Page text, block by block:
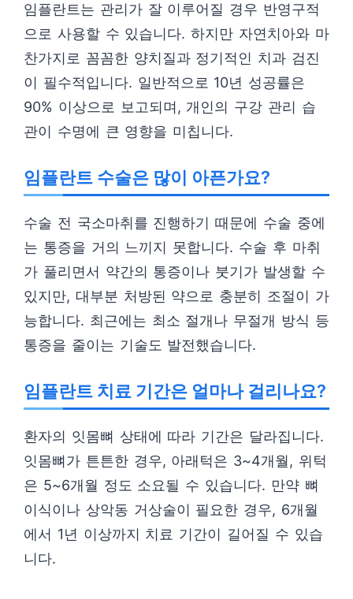
임플란트는 관리가 잘 이루어질 경우 반영구적
으로 사용할 수 있습니다. 하지만 자연치아와 마
찬가지로 꼼꼼한 양치질과 정기적인 치과 검진
이 필수적입니다. 일반적으로 10년 성공률은
90% 이상으로 보고되며, 개인의 구강 관리 습
관이 수명에 큰 영향을 미칩니다.
임플란트 수술은 많이 아픈가요?
수술 전 국소마취를 진행하기 때문에 수술 중에
는 통증을 거의 느끼지 못합니다. 수술 후 마취
가 풀리면서 약간의 통증이나 붓기가 발생할 수
있지만, 대부분 처방된 약으로 충분히 조절이 가
능합니다. 최근에는 최소 절개나 무절개 방식 등
통증을 줄이는 기술도 발전했습니다.
임플란트 치료 기간은 얼마나 걸리나요?
환자의 잇몸뼈 상태에 따라 기간은 달라집니다.
잇몸뼈가 튼튼한 경우, 아래턱은 3~4개월, 위턱
은 5~6개월 정도 소요될 수 있습니다. 만약 뼈
이식이나 상악동 거상술이 필요한 경우, 6개월
에서 1년 이상까지 치료 기간이 길어질 수 있습
니다.